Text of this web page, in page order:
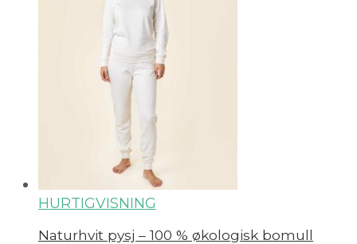
HURTIGVISNING
Naturhvit pysj – 100 % økologisk bomull